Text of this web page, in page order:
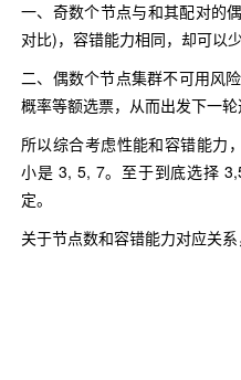
一、奇数个节点与和其配对的
对比)，容错能力相同，却可以
二、偶数个节点集群不可用风
概率等额选票，从而出发下一轮
所以综合考虑性能和容错能力
小是 3, 5, 7。至于到底选择
定。
关于节点数和容错能力对应关系